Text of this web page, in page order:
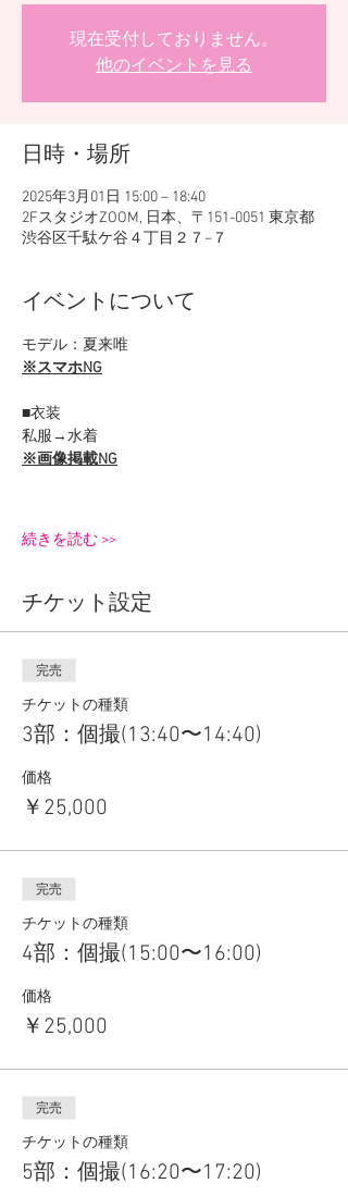
現在受付しておりません。
他のイベントを見る
日時・場所
2025年3月01日 15:00 – 18:40
2FスタジオZOOM, 日本、〒151-0051 東京都
渋谷区千駄ケ谷４丁目２７−７
イベントについて
モデル：夏来唯
※スマホNG
■衣装
私服→水着
※画像掲載NG
続きを読む >>
チケット設定
完売
チケットの種類
3部：個撮(13:40〜14:40)
価格
￥25,000
完売
チケットの種類
4部：個撮(15:00〜16:00)
価格
￥25,000
完売
チケットの種類
5部：個撮(16:20〜17:20)